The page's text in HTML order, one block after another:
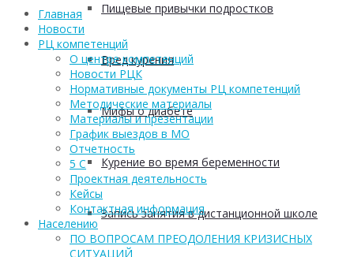
Пищевые привычки подростков
Вред курения
Мифы о диабете
Курение во время беременности
Запись занятия в дистанционной школе
Главная
Новости
РЦ компетенций
О центре компетенций
Новости РЦК
Нормативные документы РЦ компетенций
Методические материалы
Материалы и презентации
График выездов в МО
Отчетность
5 С
Проектная деятельность
Кейсы
Контактная информация
Населению
ПО ВОПРОСАМ ПРЕОДОЛЕНИЯ КРИЗИСНЫХ
СИТУАЦИЙ